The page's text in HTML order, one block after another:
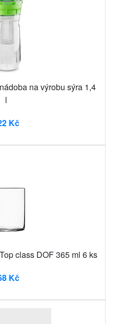
na výrobu sýra 1,4
l
Kč
class DOF 365 ml 6 ks
Kč